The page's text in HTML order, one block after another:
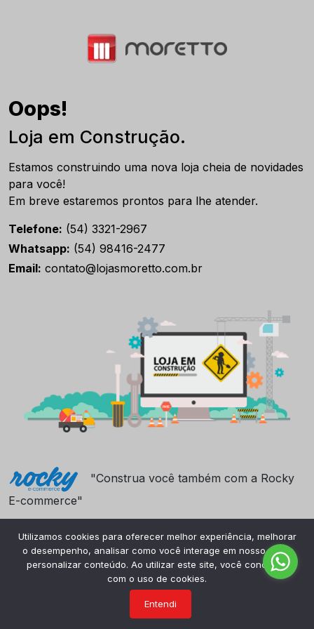
Oops!
Loja em Construção.
Estamos construindo uma nova loja cheia de novidades
para você!
Em breve estaremos prontos para lhe atender.
Telefone: (54) 3321-2967
Whatsapp: (54) 98416-2477
Email: contato@lojasmoretto.com.br
"Construa você também com a Rocky
E-commerce"
Utilizamos cookies para oferecer melhor experiência, melhorar
o desempenho, analisar como você interage em nosso site e
personalizar conteúdo. Ao utilizar este site, você concorda
com o uso de cookies.
Entendi